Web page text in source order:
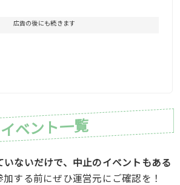
広告の後にも続きます
イベント一覧
いないだけで、中止のイベントもある
する前にぜひ運営元にご確認を！